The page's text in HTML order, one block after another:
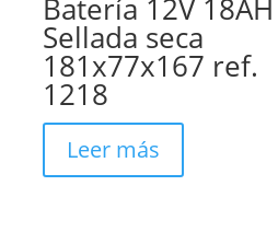
Batería 12V 18AH
Sellada seca
181x77x167 ref.
1218
Leer más